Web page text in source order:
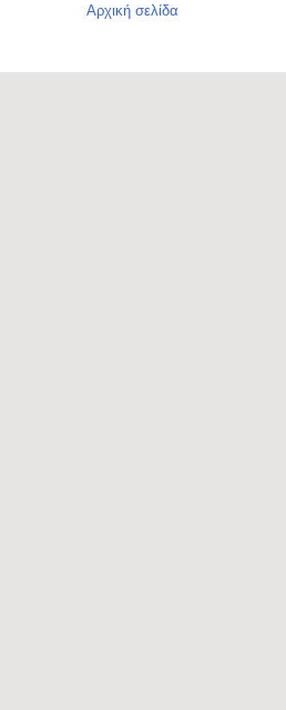
Αρχική σελίδα